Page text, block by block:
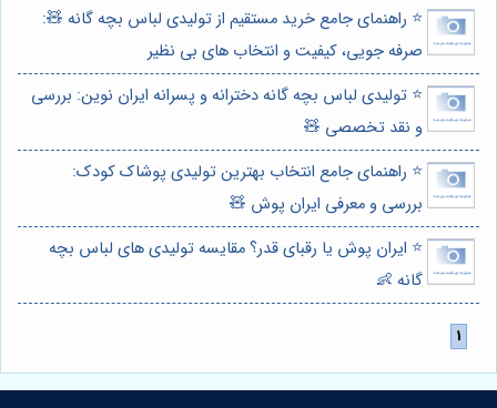
⭐️ راهنمای جامع خرید مستقیم از تولیدی لباس بچه گانه 🧸:
صرفه جویی، کیفیت و انتخاب های بی نظیر
⭐️ تولیدی لباس بچه گانه دخترانه و پسرانه ایران نوین: بررسی
و نقد تخصصی 🧸
⭐️ راهنمای جامع انتخاب بهترین تولیدی پوشاک کودک:
بررسی و معرفی ایران پوش 🧸
⭐️ ایران پوش یا رقبای قدر؟ مقایسه تولیدی های لباس بچه
گانه 👶